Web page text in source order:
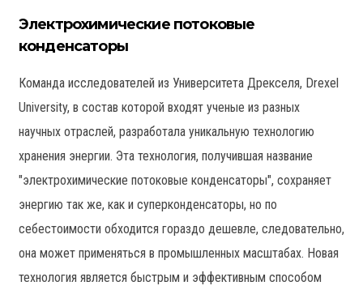
Электрохимические потоковые
конденсаторы
Команда исследователей из Университета Дрекселя, Drexel
University, в состав которой входят ученые из разных
научных отраслей, разработала уникальную технологию
хранения энергии. Эта технология, получившая название
"электрохимические потоковые конденсаторы", сохраняет
энергию так же, как и суперконденсаторы, но по
себестоимости обходится гораздо дешевле, следовательно,
она может применяться в промышленных масштабах. Новая
технология является быстрым и эффективным способом